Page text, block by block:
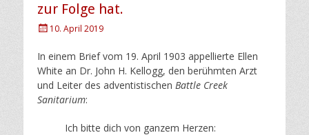
zur Folge hat.
Posted10. April 2019
In einem Brief vom 19. April 1903 appellierte Ellen
White an Dr. John H. Kellogg, den berühmten Arzt
und Leiter des adventistischen Battle Creek
Sanitarium:
Ich bitte dich von ganzem Herzen: